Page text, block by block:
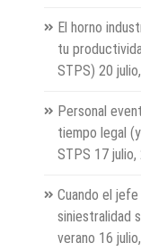
El horno
tu
STPS) 20
Personal
tiempo legal
STPS 17 julio,
Cuando el
siniestralidad
verano 16